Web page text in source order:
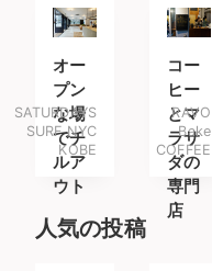
イテ
ムを
楽し
みに
南船
場へ
ナカ
と
オー
プン
な場
でチ
ルア
ウト
SATURDAYS
SURF NYC
KOBE
コー
ヒー
とマ
ラサ
ダの
専門
店
RAVO
Bake
COFFEE
人気の投稿